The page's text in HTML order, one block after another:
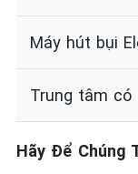
Máy hút bụi
Trung tâm có
Hãy Để Chúng